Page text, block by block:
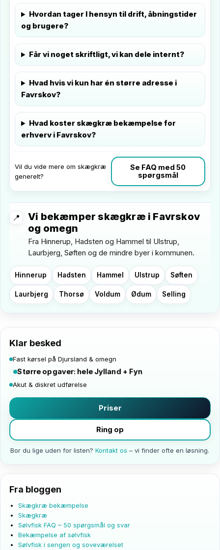
Hvordan tager I hensyn til drift, åbningstider
og brugere?
Får vi noget skriftligt, vi kan dele internt?
Hvad hvis vi kun har én større adresse i
Favrskov?
Hvad koster skægkræ bekæmpelse for
erhverv i Favrskov?
Vil du vide mere om skægkræ
generelt?
Se FAQ med 50
spørgsmål
📍
Vi bekæmper skægkræ i Favrskov
og omegn
Fra Hinnerup, Hadsten og Hammel til Ulstrup,
Laurbjerg, Søften og de mindre byer i kommunen.
Hinnerup Hadsten Hammel Ulstrup Søften
Laurbjerg Thorsø Voldum Ødum Selling
Klar besked
Fast kørsel på Djursland & omegn
Større opgaver: hele Jylland + Fyn
Akut & diskret udførelse
Priser
Ring op
Bor du lige uden for listen? Kontakt os – vi finder ofte en løsning.
Fra bloggen
Skægkræ bekæmpelse
Skægkræ
Sølvfisk FAQ – 50 spørgsmål og svar
Bekæmpelse af sølvfisk
Sølvfisk i sengen og soveværelset